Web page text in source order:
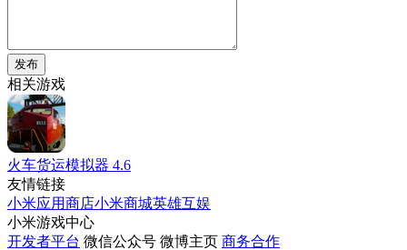
发布
相关游戏
火车货运模拟器 4.6
友情链接
小米应用商店小米商城英雄互娱
小米游戏中心
开发者平台 微信公众号 微博主页 商务合作